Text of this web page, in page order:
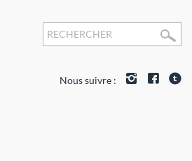
Nous suivre :